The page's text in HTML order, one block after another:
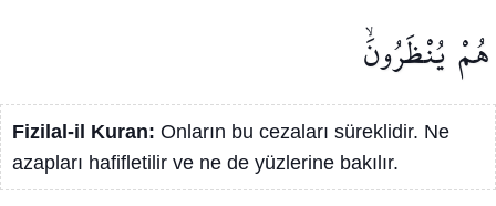
هُمْيُنْظَرُونَۙ
Fizilal-il Kuran: Onların bu cezaları süreklidir. Ne
azapları hafifletilir ve ne de yüzlerine bakılır.